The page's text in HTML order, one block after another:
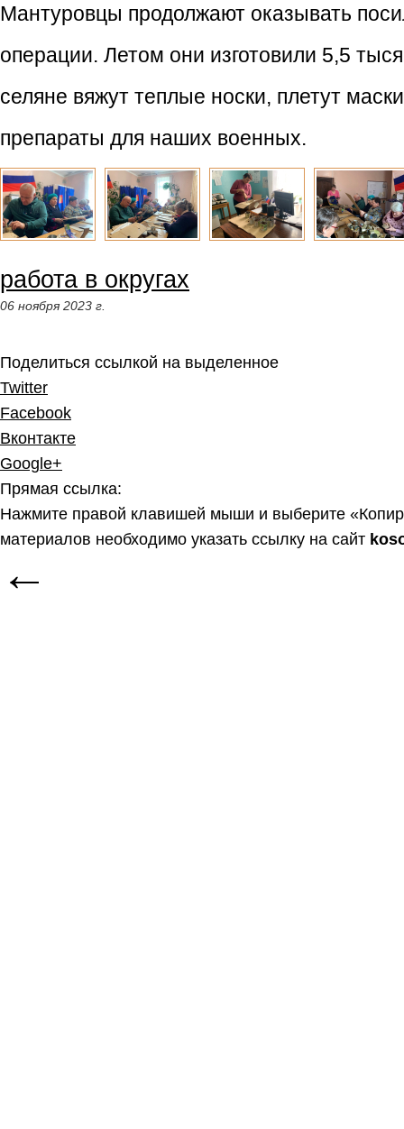
Мантуровцы продолжают оказывать
операции. Летом они изготовили 5,5
селяне вяжут теплые носки, плетут
препараты для наших военных.
работа в округах
06 ноября 2023 г.
Поделиться ссылкой на выделенное
Twitter
Facebook
Вконтакте
Google+
Прямая ссылка:
Нажмите правой клавишей мыши и выберите
материалов необходимо указать ссылку на сайт
←